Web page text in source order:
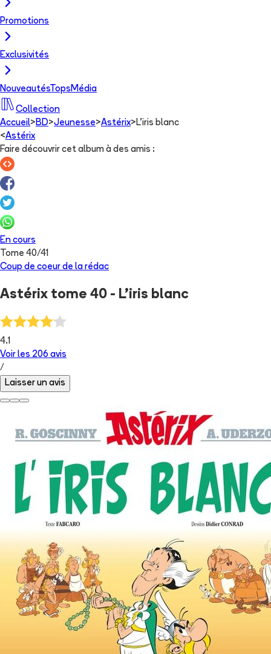
Promotions
Exclusivités
NouveautésTops Média
Collection
Accueil> BD>Jeunesse>Astérix> L'iris blanc
<Astérix
Faire découvrir cet album à des amis :
En cours
Tome 40/41
Coup de coeur de la rédac
Astérix tome 40 - L'iris blanc
4.1
Voir les 206 avis
/
Laisser un avis